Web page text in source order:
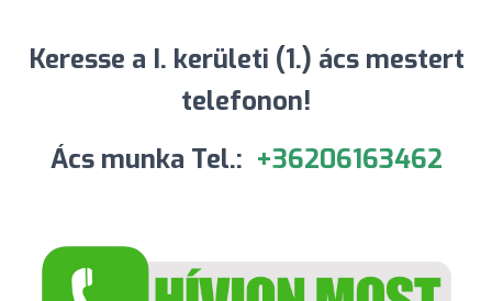
Keresse a I. kerületi (1.) ács mestert
telefonon!
Ács munka Tel.: +36206163462